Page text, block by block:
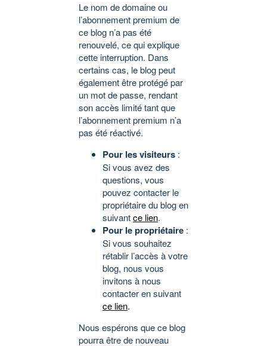
Le nom de domaine ou
l’abonnement premium de
ce blog n’a pas été
renouvelé, ce qui explique
cette interruption. Dans
certains cas, le blog peut
également être protégé par
un mot de passe, rendant
son accès limité tant que
l’abonnement premium n’a
pas été réactivé.
Pour les visiteurs :
Si vous avez des
questions, vous
pouvez contacter le
propriétaire du blog en
suivantce lien.
Pour le propriétaire :
Si vous souhaitez
rétablir l’accès à votre
blog, nous vous
invitons à nous
contacter en suivant
ce lien.
Nous espérons que ce blog
pourra être de nouveau